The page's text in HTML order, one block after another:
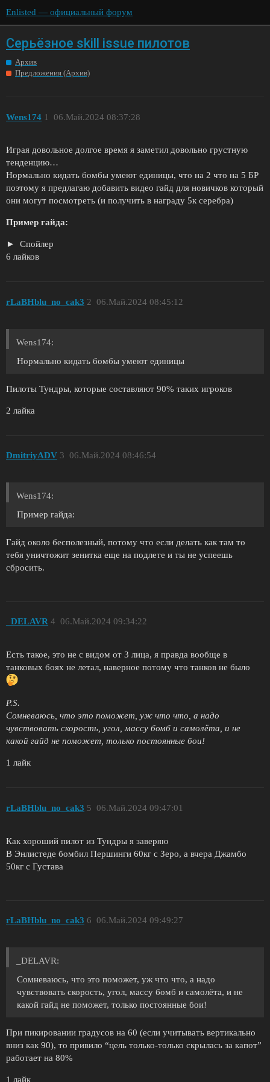
Enlisted — официальный форум
Серьёзное skill issue пилотов
Архив
Предложения (Архив)
Wens174 06.Май.2024 08:37:28
1
Играя довольное долгое время я заметил довольно грустную
тенденцию…
Нормально кидать бомбы умеют единицы, что на 2 что на 5 БР
поэтому я предлагаю добавить видео гайд для новичков который
они могут посмотреть (и получить в награду 5к серебра)
Пример гайда:
Спойлер
6 лайков
rLaBHblu_no_cak3 06.Май.2024 08:45:12
2
Wens174:
Нормально кидать бомбы умеют единицы
Пилоты Тундры, которые составляют 90% таких игроков
2 лайка
DmitriyADV 06.Май.2024 08:46:54
3
Wens174:
Пример гайда:
Гайд около бесполезный, потому что если делать как там то
тебя уничтожит зенитка еще на подлете и ты не успеешь
сбросить.
_DELAVR 06.Май.2024 09:34:22
4
Есть такое, это не с видом от 3 лица, я правда вообще в
танковых боях не летал, наверное потому что танков не было
P.S.
Сомневаюсь, что это поможет, уж что что, а надо
чувствовать скорость, угол, массу бомб и самолёта, и не
какой гайд не поможет, только постоянные бои!
1 лайк
rLaBHblu_no_cak3 06.Май.2024 09:47:01
5
Как хороший пилот из Тундры я заверяю
В Энлистеде бомбил Першинги 60кг с Зеро, а вчера Джамбо
50кг с Густава
rLaBHblu_no_cak3 06.Май.2024 09:49:27
6
_DELAVR:
Сомневаюсь, что это поможет, уж что что, а надо
чувствовать скорость, угол, массу бомб и самолёта, и не
какой гайд не поможет, только постоянные бои!
При пикировании градусов на 60 (если учитывать вертикально
вниз как 90), то привило “цель только-только скрылась за капот”
работает на 80%
1 лайк